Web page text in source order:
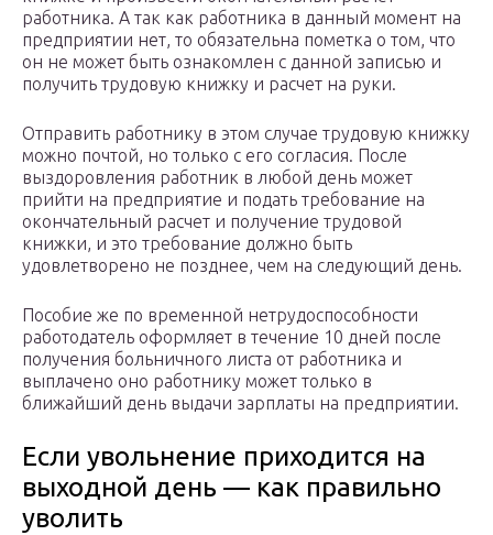
работника. А так как работника в данный момент на
предприятии нет, то обязательна пометка о том, что
он не может быть ознакомлен с данной записью и
получить трудовую книжку и расчет на руки.
Отправить работнику в этом случае трудовую книжку
можно почтой, но только с его согласия. После
выздоровления работник в любой день может
прийти на предприятие и подать требование на
окончательный расчет и получение трудовой
книжки, и это требование должно быть
удовлетворено не позднее, чем на следующий день.
Пособие же по временной нетрудоспособности
работодатель оформляет в течение 10 дней после
получения больничного листа от работника и
выплачено оно работнику может только в
ближайший день выдачи зарплаты на предприятии.
Если увольнение приходится на
выходной день — как правильно
уволить